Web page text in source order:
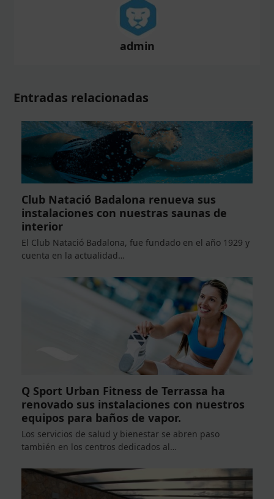
admin
Entradas relacionadas
Club Natació Badalona renueva sus
instalaciones con nuestras saunas de
interior
El Club Natació Badalona, fue fundado en el año 1929 y
cuenta en la actualidad…
Q Sport Urban Fitness de Terrassa ha
renovado sus instalaciones con nuestros
equipos para baños de vapor.
Los servicios de salud y bienestar se abren paso
también en los centros dedicados al…